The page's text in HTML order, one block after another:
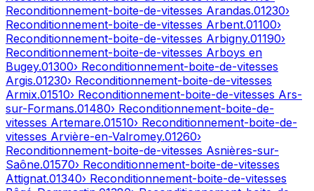
Reconditionnement-boite-de-vitesses Arandas.01230›
Reconditionnement-boite-de-vitesses Arbent.01100›
Reconditionnement-boite-de-vitesses Arbigny.01190›
Reconditionnement-boite-de-vitesses Arboys en
Bugey.01300› Reconditionnement-boite-de-vitesses
Argis.01230› Reconditionnement-boite-de-vitesses
Armix.01510› Reconditionnement-boite-de-vitesses Ars-
sur-Formans.01480› Reconditionnement-boite-de-
vitesses Artemare.01510› Reconditionnement-boite-de-
vitesses Arvière-en-Valromey.01260›
Reconditionnement-boite-de-vitesses Asnières-sur-
Saône.01570› Reconditionnement-boite-de-vitesses
Attignat.01340› Reconditionnement-boite-de-vitesses